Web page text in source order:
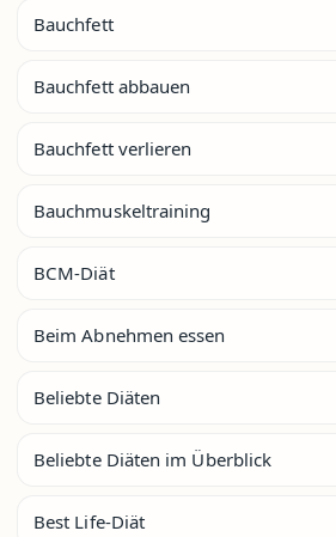
Bauchfett
Bauchfett abbauen
Bauchfett verlieren
Bauchmuskeltraining
BCM-Diät
Beim Abnehmen essen
Beliebte Diäten
Beliebte Diäten im Überblick
Best Life-Diät